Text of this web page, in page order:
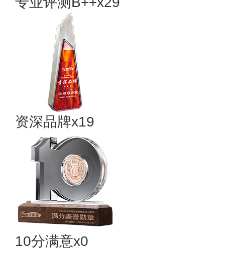
资深品牌x19
10分满意x0